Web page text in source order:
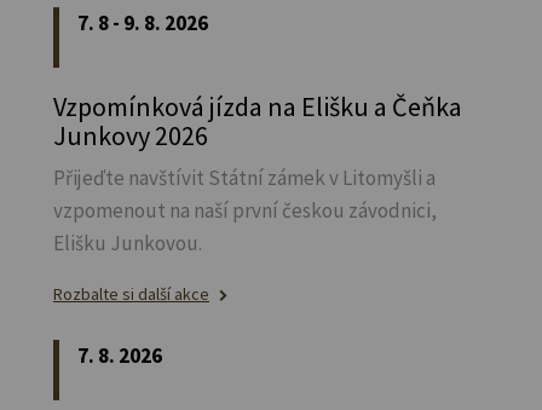
7. 8 - 9. 8. 2026
Vzpomínková jízda na Elišku a Čeňka
Junkovy 2026
Přijeďte navštívit Státní zámek v Litomyšli a
vzpomenout na naší první českou závodnici,
Elišku Junkovou.
Rozbalte si další akce
7. 8. 2026